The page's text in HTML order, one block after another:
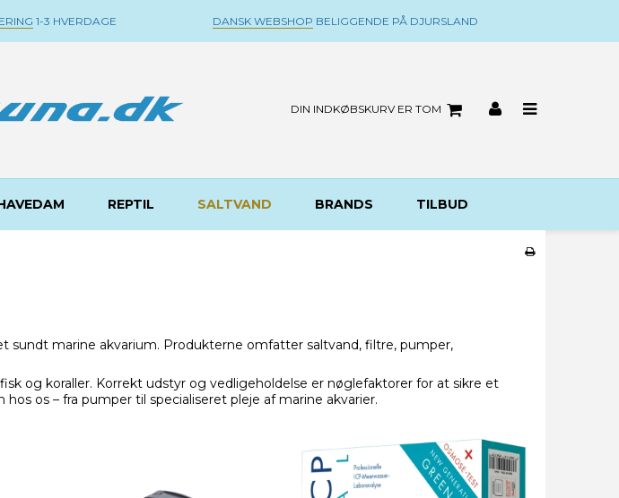
1-3 HVERDAGE DANSK WEBSHOP BELIGGENDE PÅ DJURSLAND
DIN INDKØBSKURV ER TOM
REPTIL SALTVAND BRANDS TILBUD
marine akvarium. Produkterne omfatter saltvand, filtre, pumper,
og koraller. Korrekt udstyr og vedligeholdelse er nøglefaktorer for at sikre et
os – fra pumper til specialiseret pleje af marine akvarier.